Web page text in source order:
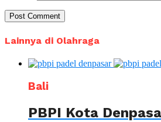
Lainnya di Olahraga
Bali
PBPI Kota